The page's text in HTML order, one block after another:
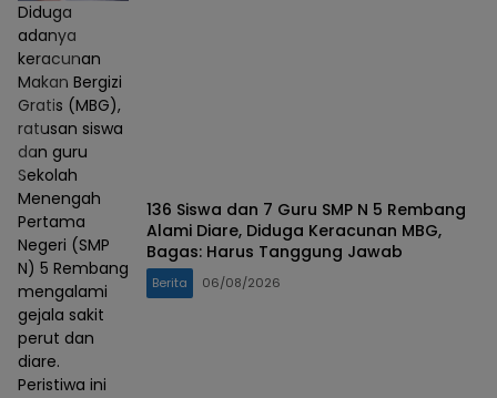
Diduga
adanya
keracunan
Makan Bergizi
Gratis (MBG),
ratusan siswa
dan guru
Sekolah
Menengah
Pertama
Negeri (SMP
N) 5 Rembang
mengalami
gejala sakit
perut dan
diare.
Peristiwa ini
136 Siswa dan 7 Guru SMP N 5 Rembang
Alami Diare, Diduga Keracunan MBG,
Bagas: Harus Tanggung Jawab
Berita 06/08/2026